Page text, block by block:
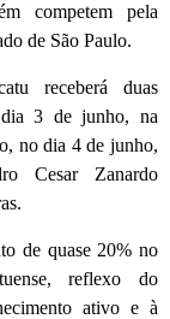
competem pela
de São Paulo.
receberá duas
dia 3 de junho, na
no dia 4 de junho,
Cesar Zanardo
de quase 20% no
reflexo do
ativo e à